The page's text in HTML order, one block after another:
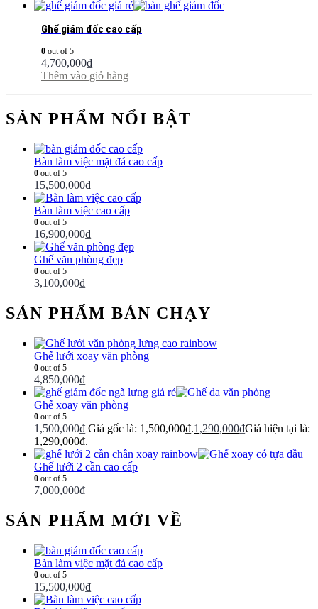
Ghế giám đốc cao cấp
0 out of 5
4,700,000₫
Thêm vào giỏ hàng
SẢN PHẨM NỔI BẬT
Bàn làm việc mặt đá cao cấp
0 out of 5
15,500,000₫
Bàn làm việc cao cấp
0 out of 5
16,900,000₫
Ghế văn phòng đẹp
0 out of 5
3,100,000₫
SẢN PHẨM BÁN CHẠY
Ghế lưới xoay văn phòng
0 out of 5
4,850,000₫
Ghế xoay văn phòng
0 out of 5
1,500,000₫ Giá gốc là: 1,500,000₫.1,290,000₫Giá hiện tại là:
1,290,000₫.
Ghế lưới 2 cần cao cấp
0 out of 5
7,000,000₫
SẢN PHẨM MỚI VỀ
Bàn làm việc mặt đá cao cấp
0 out of 5
15,500,000₫